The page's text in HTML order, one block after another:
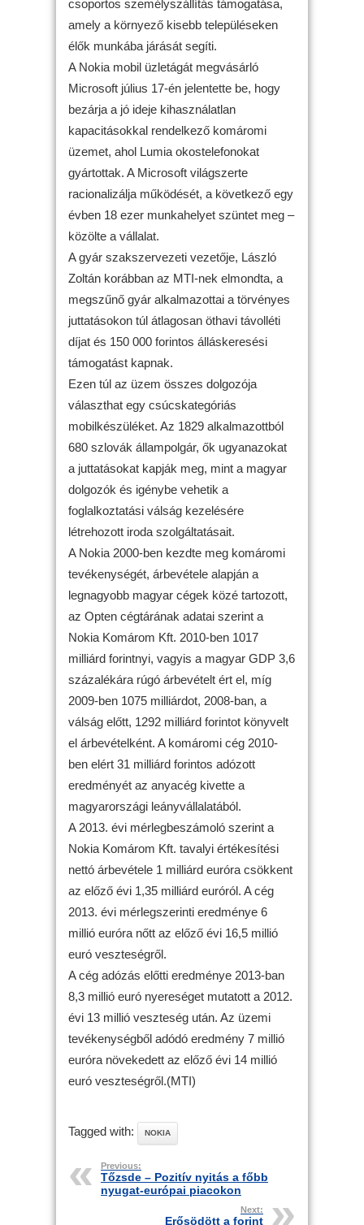
csoportos személyszállítás támogatása,
amely a környező kisebb településeken
élők munkába járását segíti.
A Nokia mobil üzletágát megvásárló
Microsoft július 17-én jelentette be, hogy
bezárja a jó ideje kihasználatlan
kapacitásokkal rendelkező komáromi
üzemet, ahol Lumia okostelefonokat
gyártottak. A Microsoft világszerte
racionalizálja működését, a következő egy
évben 18 ezer munkahelyet szüntet meg –
közölte a vállalat.
A gyár szakszervezeti vezetője, László
Zoltán korábban az MTI-nek elmondta, a
megszűnő gyár alkalmazottai a törvényes
juttatásokon túl átlagosan öthavi távolléti
díjat és 150 000 forintos álláskeresési
támogatást kapnak.
Ezen túl az üzem összes dolgozója
választhat egy csúcskategóriás
mobilkészüléket. Az 1829 alkalmazottból
680 szlovák állampolgár, ők ugyanazokat
a juttatásokat kapják meg, mint a magyar
dolgozók és igénybe vehetik a
foglalkoztatási válság kezelésére
létrehozott iroda szolgáltatásait.
A Nokia 2000-ben kezdte meg komáromi
tevékenységét, árbevétele alapján a
legnagyobb magyar cégek közé tartozott,
az Opten cégtárának adatai szerint a
Nokia Komárom Kft. 2010-ben 1017
milliárd forintnyi, vagyis a magyar GDP 3,6
százalékára rúgó árbevételt ért el, míg
2009-ben 1075 milliárdot, 2008-ban, a
válság előtt, 1292 milliárd forintot könyvelt
el árbevételként. A komáromi cég 2010-
ben elért 31 milliárd forintos adózott
eredményét az anyacég kivette a
magyarországi leányvállalatából.
A 2013. évi mérlegbeszámoló szerint a
Nokia Komárom Kft. tavalyi értékesítési
nettó árbevétele 1 milliárd euróra csökkent
az előző évi 1,35 milliárd euróról. A cég
2013. évi mérlegszerinti eredménye 6
millió euróra nőtt az előző évi 16,5 millió
euró veszteségről.
A cég adózás előtti eredménye 2013-ban
8,3 millió euró nyereséget mutatott a 2012.
évi 13 millió veszteség után. Az üzemi
tevékenységből adódó eredmény 7 millió
euróra növekedett az előző évi 14 millió
euró veszteségről.(MTI)
Tagged with: NOKIA
Previous:
Tőzsde – Pozitív nyitás a főbb
nyugat-európai piacokon
Next:
Erősödött a forint